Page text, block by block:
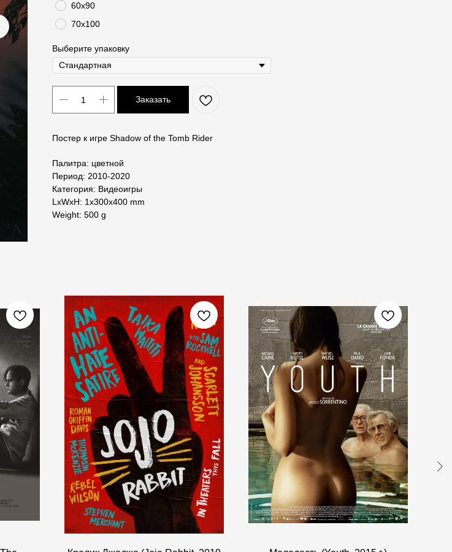
60х90
70х100
Выберите упаковку
Заказать
Постер к игре Shadow of the Tomb Rider
Палитра: цветной
Период: 2010-2020
Категория: Видеоигры
LxWxH: 1x300x400 mm
Weight: 500 g